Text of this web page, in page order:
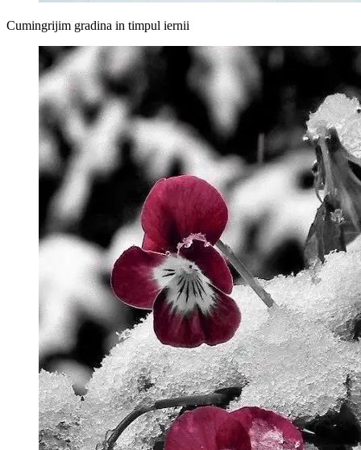
Cumingrijim gradina in timpul iernii